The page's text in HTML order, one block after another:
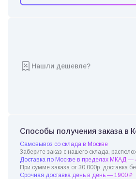
Нашли дешевле?
Способы получения заказа в
Самовывоз со склада в Москве
Заберите заказ с нашего склада,
Доставка по Москве в пределах МКАД —
При сумме заказа от 30 000р. доставка
Срочная доставка день в день — 1900 ₽